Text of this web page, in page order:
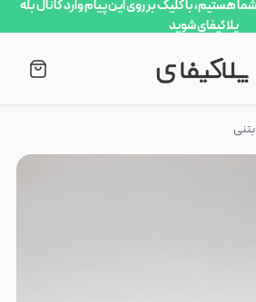
هستیم، با کلیک بر روی این پیام وارد کانال بله
پلاکیفای شوید